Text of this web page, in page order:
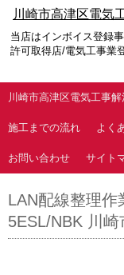
川崎市高津区電気
当店はインボイス登録
許可取得店/電気工事業
川崎市高津区電気工事
施工までの流れ よく
お問い合わせ サイト
LAN配線整理作
5ESL/NBK 川崎